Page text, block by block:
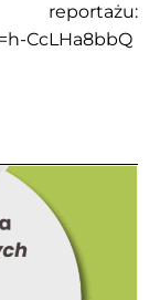
CcLHa8bbQ